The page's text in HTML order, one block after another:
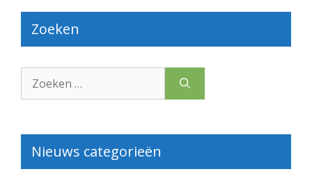
Zoeken
naar:
Nieuws categorieën